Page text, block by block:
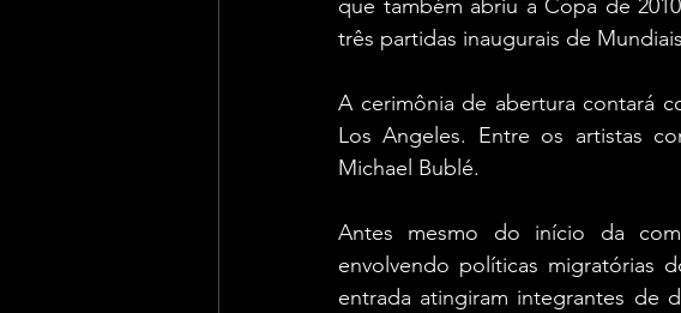
que também abriu a Copa de
três partidas inaugurais de Mundiais
A cerimônia de abertura contará
Los Angeles. Entre os artistas
Michael Bublé.
Antes mesmo do início da
envolvendo políticas migratórias
entrada atingiram integrantes de